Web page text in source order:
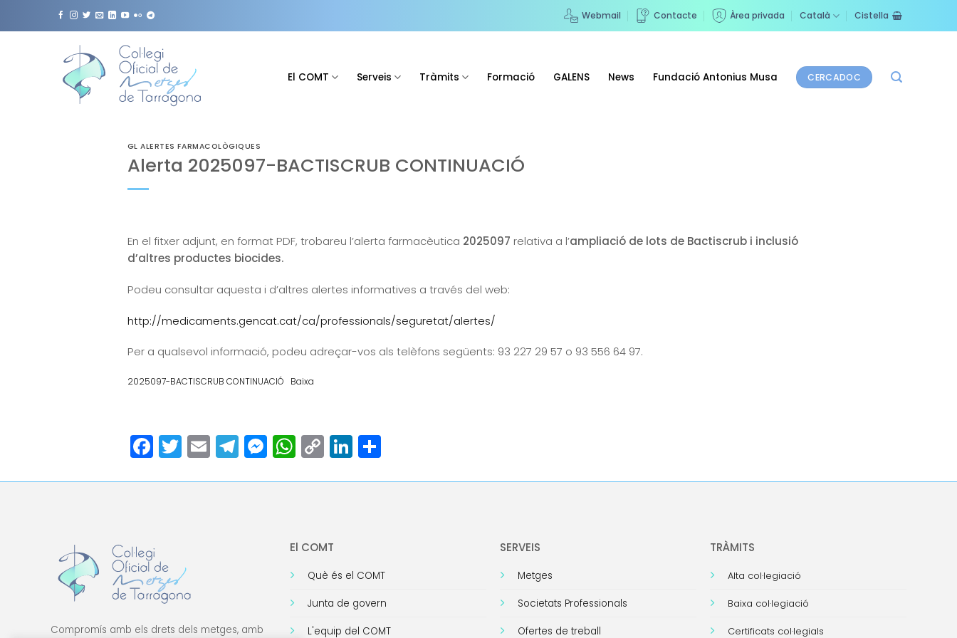
Webmail Contacte Àrea privada Català Cistella
El COMT Serveis Tràmits Formació GALENS News Fundació Antonius Musa CERCADOC
GL ALERTES FARMACOLÒGIQUES
Alerta 2025097-BACTISCRUB CONTINUACIÓ
En el fitxer adjunt, en format PDF, trobareu l’alerta farmacèutica 2025097 relativa a l’ampliació de lots de Bactiscrub i inclusió
d’altres productes biocides.
Podeu consultar aquesta i d’altres alertes informatives a través del web:
http://medicaments.gencat.cat/ca/professionals/seguretat/alertes/
Per a qualsevol informació, podeu adreçar-vos als telèfons següents: 93 227 29 57 o 93 556 64 97.
2025097-BACTISCRUB CONTINUACIÓ Baixa
Facebook
Twitter
EmailTelegram
Messenger
WhatsApp
Copy
Link
LinkedIn
Comparteix
Compromís amb els drets dels metges, amb
El COMT
Què és el COMT
Junta de govern
L'equip del COMT
SERVEIS
Metges
Societats Professionals
Ofertes de treball
TRÀMITS
Alta col·legiació
Baixa col·legiació
Certificats col·legials